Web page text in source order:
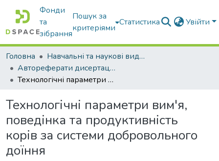
Фонди
та
зібрання
Пошук за
критеріями
Статистика Увійти
Головна
Навчальні та наукові видання
Автореферати дисертацій та дисертації
Технологічні параметри вим'я, поведінка та продуктивність корів за системи добровольного доїння
Технологічні параметри вим'я,
поведінка та продуктивність
корів за системи добровольного
доїння